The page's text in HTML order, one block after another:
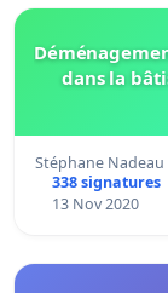
dans la
Stéphane Nadeau
338 signatures
13 Nov 2020